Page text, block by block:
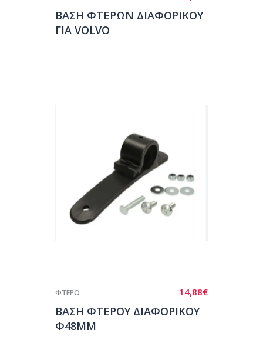
ΒΑΣΗ ΦΤΕΡΩΝ ΔΙΑΦΟΡΙΚΟΥ
ΓΙΑ VOLVO
14,88€
ΦΤΕΡΟ
ΒΑΣΗ ΦΤΕΡΟΥ ΔΙΑΦΟΡΙΚΟΥ
Φ48ΜΜ